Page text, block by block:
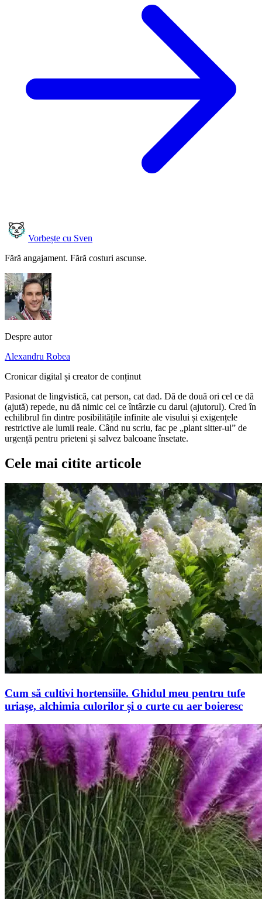
Vorbește cu Sven
Fără angajament. Fără costuri ascunse.
Despre autor
Alexandru Robea
Cronicar digital și creator de conținut
Pasionat de lingvistică, cat person, cat dad. Dă de două ori cel ce dă
(ajută) repede, nu dă nimic cel ce întârzie cu darul (ajutorul). Cred în
echilibrul fin dintre posibilitățile infinite ale visului și exigențele
restrictive ale lumii reale. Când nu scriu, fac pe „plant sitter-ul” de
urgență pentru prieteni și salvez balcoane însetate.
Cele mai citite articole
Cum să cultivi hortensiile. Ghidul meu pentru tufe
uriașe, alchimia culorilor și o curte cu aer boieresc